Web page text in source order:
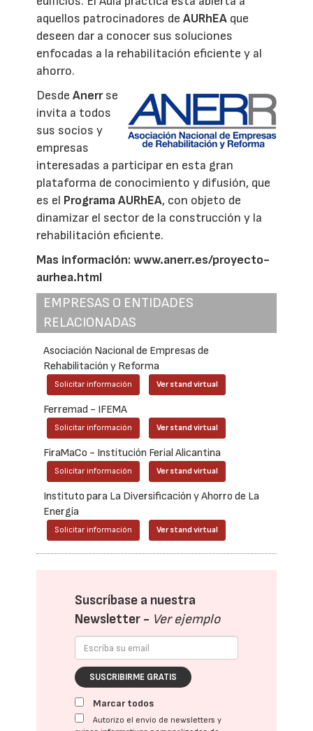
aquellos patrocinadores deAURhEA que
deseen dar a conocer sus soluciones
enfocadas a la rehabilitación eficiente y al
ahorro.
DesdeAnerrse
invita a todos
sus socios y
empresas
interesadas a participar en esta gran
plataforma de conocimiento y difusión, que
es el Programa AURhEA, con objeto de
dinamizar el sector de la construcción y la
rehabilitación eficiente.
Mas información:www.anerr.es/proyecto-
aurhea.html
EMPRESAS O ENTIDADES
RELACIONADAS
Asociación Nacional de Empresas de
Rehabilitación y Reforma
Solicitar información Ver stand virtual
Ferremad - IFEMA
Solicitar información Ver stand virtual
FiraMaCo - Institución Ferial Alicantina
Solicitar información Ver stand virtual
Instituto para La Diversificación y Ahorro de La
Energía
Solicitar información Ver stand virtual
Suscríbase a nuestra
Newsletter - Ver ejemplo
SUSCRIBIRME GRATIS
Marcar todos
Autorizo el envío de newsletters y